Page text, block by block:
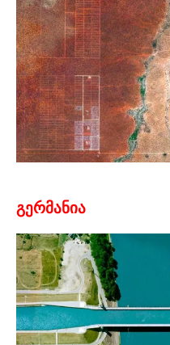
გერმანია